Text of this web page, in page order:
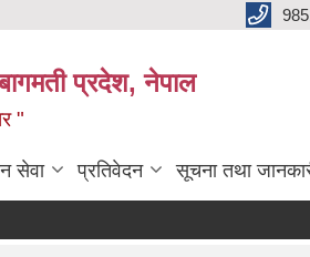
बागमती प्रदेश, नेपाल
"
सेवा प्रतिवेदन सूचना तथा